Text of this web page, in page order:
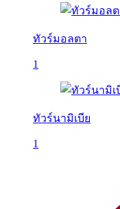
ทัวร์มอลตา
1
ทัวร์นามิเบีย
1